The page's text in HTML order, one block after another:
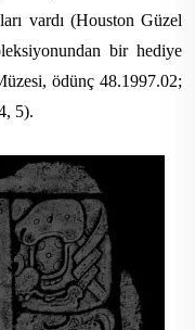
vardı (Houston Güzel
bir hediye
ödünç 48.1997.02;
5).